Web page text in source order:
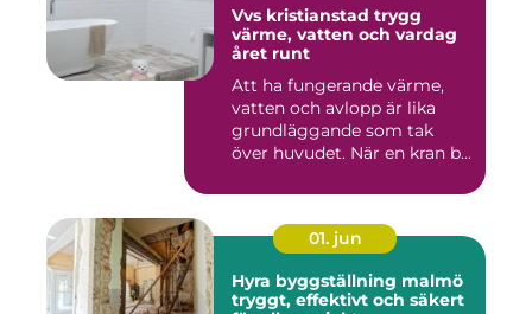
Vvs kristianstad trygg
värme, vatten och vardag
året runt
Att ha fungerande värme,
vatten och avlopp är lika
grundläggande som tak
över huvudet. När en kran b...
01. jun
Hyra byggställning malmö
tryggt, effektivt och säkert